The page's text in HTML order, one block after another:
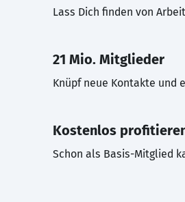
Lass Dich finden von
21 Mio. Mitglieder
Knüpf neue Kontakte und
Kostenlos
Schon als Basis-Mitglied